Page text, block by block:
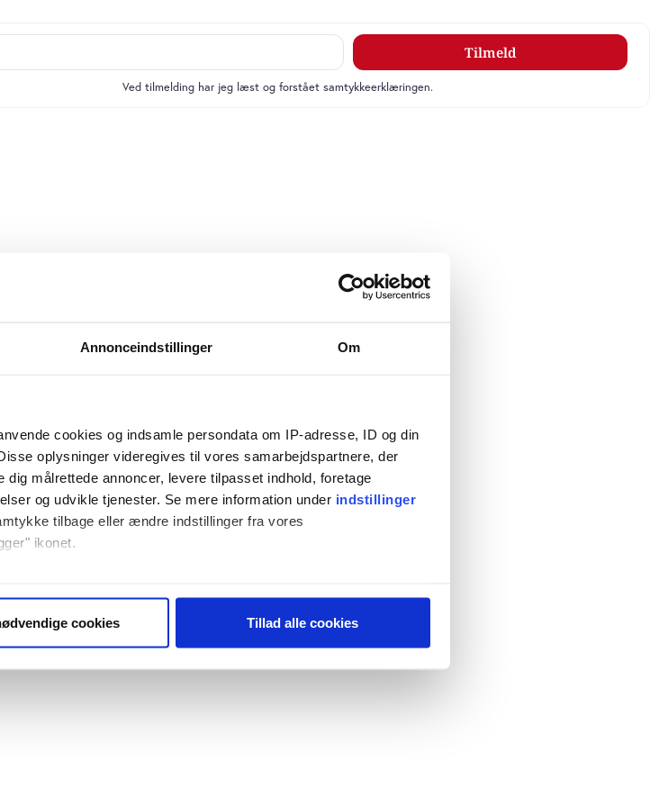
Annonceindstillinger Om
cookies og indsamle persondata om IP-adresse, ID og din
oplysninger videregives til vores samarbejdspartnere, der
målrettede annoncer, levere tilpasset indhold, foretage
og udvikle tjenester. Se mere information under indstillinger
tilbage eller ændre indstillinger fra vores
ikonet.
dens unikke karakteristika (fingerprinting)
cookies Tillad alle cookies
Tilmeld
Ved tilmelding har jeg læst og forstået samtykkeerklæringen.